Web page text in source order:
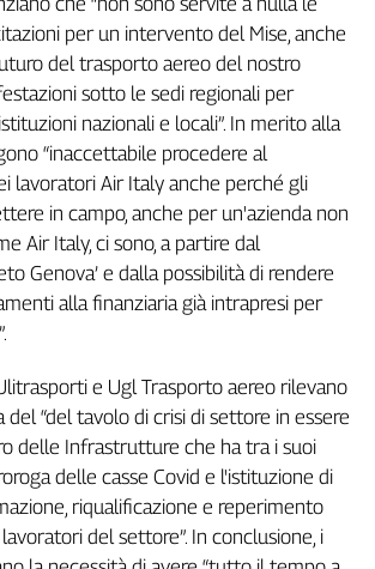
per un intervento del Mise, anche
del trasporto aereo del nostro
sotto le sedi regionali per
nazionali e locali”. In merito alla
“inaccettabile procedere al
lavoratori Air Italy anche perché gli
in campo, anche per un'azienda non
Air Italy, ci sono, a partire dal
Genova’ e dalla possibilità di rendere
alla finanziaria già intrapresi per
e Ugl Trasporto aereo rilevano
del “del tavolo di crisi di settore in essere
delle Infrastrutture che ha tra i suoi
delle casse Covid e l'istituzione di
riqualificazione e reperimento
del settore”. In conclusione, i